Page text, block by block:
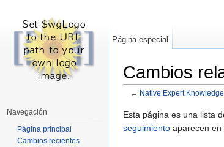
Cambios
← Native Expert
Esta página es una lista
seguimiento aparecen en
Página especial
Navegación
Página principal
Cambios recientes